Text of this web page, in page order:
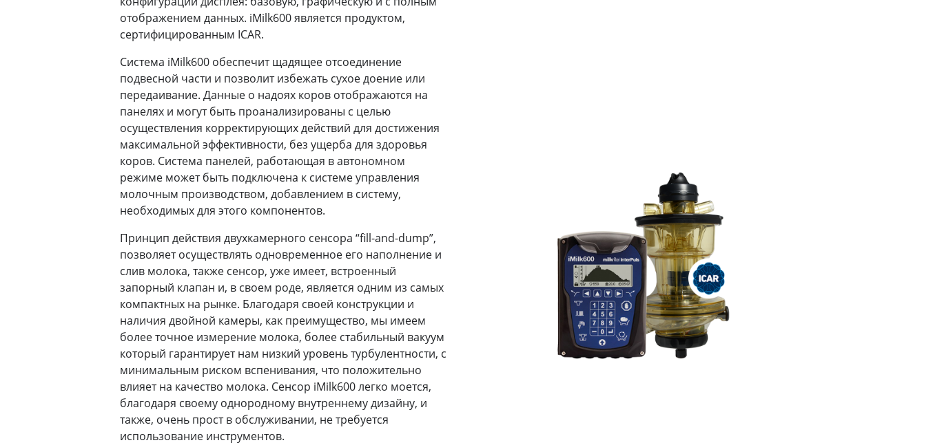
отображением данных. iMilk600 является продуктом,
сертифицированным ICAR.
Система iMilk600 обеспечит щадящее отсоединение
подвесной части и позволит избежать сухое доение или
передаивание. Данные о надоях коров отображаются на
панелях и могут быть проанализированы с целью
осуществления корректирующих действий для достижения
максимальной эффективности, без ущерба для здоровья
коров. Система панелей, работающая в автономном
режиме может быть подключена к системе управления
молочным производством, добавлением в систему,
необходимых для этого компонентов.
Принцип действия двухкамерного сенсора “fill-and-dump”,
позволяет осуществлять одновременное его наполнение и
слив молока, также сенсор, уже имеет, встроенный
запорный клапан и, в своем роде, является одним из самых
компактных на рынке. Благодаря своей конструкции и
наличия двойной камеры, как преимущество, мы имеем
более точное измерение молока, более стабильный вакуум
который гарантирует нам низкий уровень турбулентности, с
минимальным риском вспенивания, что положительно
влияет на качество молока. Сенсор iMilk600 легко моется,
благодаря своему однородному внутреннему дизайну, и
также, очень прост в обслуживании, не требуется
использование инструментов.